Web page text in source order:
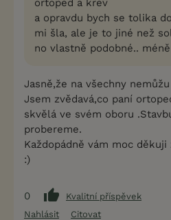
ortoped a krev
a opravdu bych se tolika
mi šla, ale je to jiné než
no vlastně podobné..
Jasně,že na všechny
Jsem zvědavá,co paní
skvělá ve svém oboru
probereme.
Každopádně vám moc
:)
0
Kvalitní příspěvek
Nahlásit
Citovat